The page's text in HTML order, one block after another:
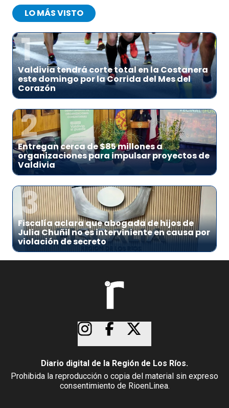
LO MÁS VISTO
1
Valdivia tendrá corte total en la Costanera
este domingo por la Corrida del Mes del
Corazón
2
Entregan cerca de $85 millones a
organizaciones para impulsar proyectos de
Valdivia
3
Fiscalía aclara que abogada de hijos de
Julia Chuñil no es interviniente en causa por
violación de secreto
Diario digital de la Región de Los Ríos.
Prohibida la reproducción o copia del material sin expreso
consentimiento de RioenLinea.